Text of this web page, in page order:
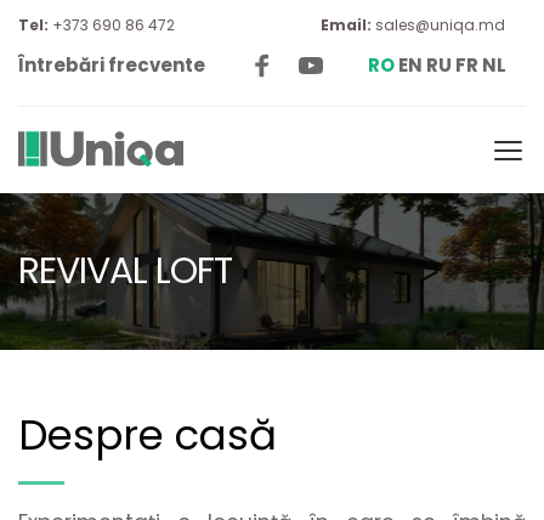
Tel: +373 690 86 472 Email: sales@uniqa.md
Întrebări frecvente ROEN RU FR NL
REVIVAL LOFT
Despre casă